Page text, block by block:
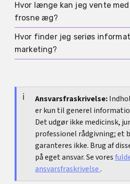
Det afhænger af plan og
klinikken. Om at stoppe:
Hvor længe kan jeg vente
frosne æg?
Biologisk kan æg holde længe,
regler og kontrakt bestemmer.
Hvor finder jeg seriøs
marketing?
sundhedskilder med tydelig
åbenhed om risici.
Ansvarsfraskrivelse:
er kun til generel
Det udgør ikke medicinsk,
professionel rådgivning; et
garanteres ikke. Brug af
på eget ansvar. Se vores
ansvarsfraskrivelse.